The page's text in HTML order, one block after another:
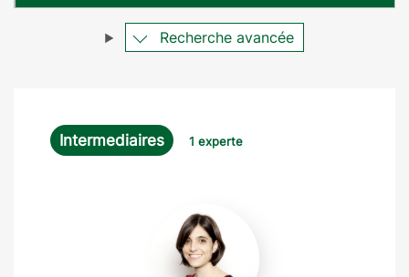
e
Recherche avancée
Intermediaires 1 experte
Laura
Odasso